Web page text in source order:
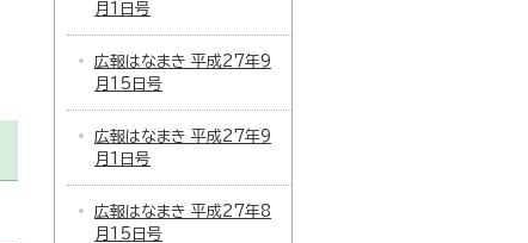
月1日号
広報はなまき 平成27年9
月15日号
広報はなまき 平成27年9
月1日号
広報はなまき 平成27年8
月15日号